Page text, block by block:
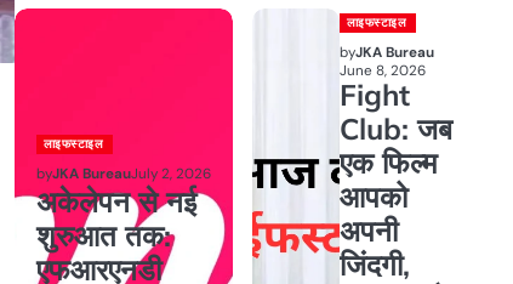
लाइफस्टाइल
byJKA BureauJuly 2, 2026
अकेलेपन से नई
शुरुआत तक:
एफआरएनडी
लाइफस्टाइल
byJKA Bureau
June 8, 2026
Fight
Club: जब
एक फिल्म
आपको
अपनी
जिंदगी,